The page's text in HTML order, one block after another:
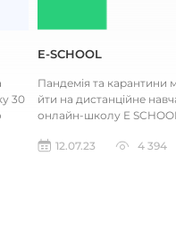
30
E-SCHOOL
Пандемія та карантини
йти на дистанційне
онлайн-школу E
12.07.23
4 394